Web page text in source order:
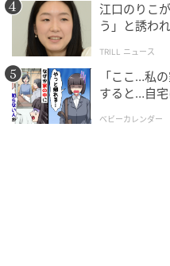
ウーマンエキサイト
義姉が非常識なのは、
ん。私の結婚式のときか
それでも、身内だから…
江口のりこ
う」と誘わ
TRILL ニュース
「ここ…私
すると…自宅
ベビーカレンダー